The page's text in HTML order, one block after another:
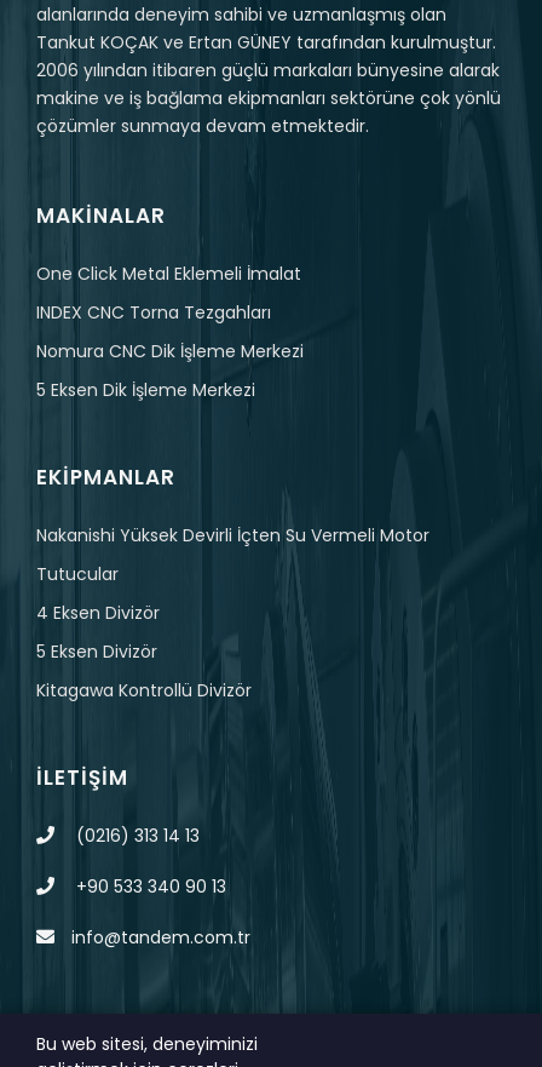
alanlarında deneyim sahibi ve uzmanlaşmış olan
Tankut KOÇAK ve Ertan GÜNEY tarafından kurulmuştur.
2006 yılından itibaren güçlü markaları bünyesine alarak
makine ve iş bağlama ekipmanları sektörüne çok yönlü
çözümler sunmaya devam etmektedir.
MAKINALAR
One Click Metal Eklemeli İmalat
INDEX CNC Torna Tezgahları
Nomura CNC Dik İşleme Merkezi
5 Eksen Dik İşleme Merkezi
EKIPMANLAR
Nakanishi Yüksek Devirli İçten Su Vermeli Motor
Tutucular
4 Eksen Divizör
5 Eksen Divizör
Kitagawa Kontrollü Divizör
İLETIŞIM
(0216) 313 14 13
+90 533 340 90 13
info@tandem.com.tr
Bu web sitesi, deneyiminizi